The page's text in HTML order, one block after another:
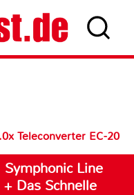
Teleconverter EC-20
Symphonic Line
Das Schnelle